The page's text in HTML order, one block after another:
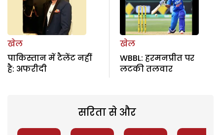
खेल
पाकिस्तान में टैलेंट नहीं
है: अफरीदी
खेल
WBBL: हरमनप्रीत पर
लटकी तलवार
सरिता से और